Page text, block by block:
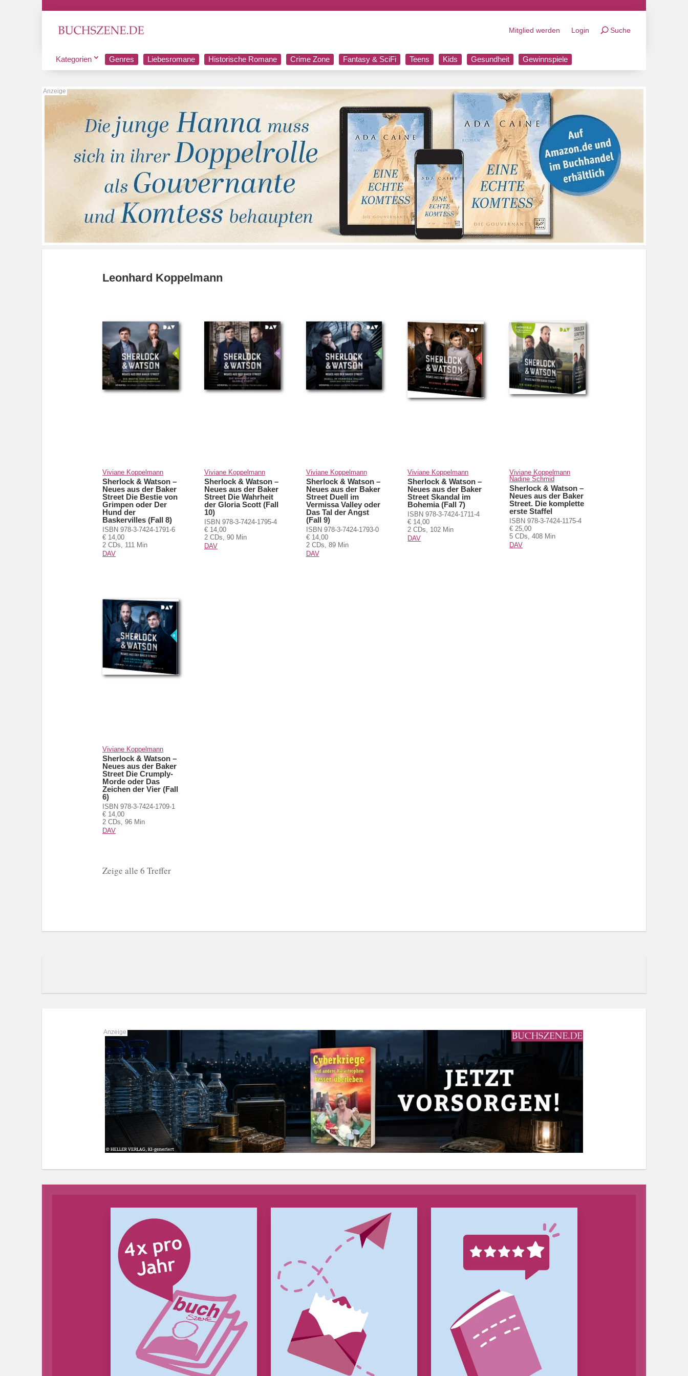
Mitglied werden Login Suche
Kategorien Genres Liebesromane Historische Romane Crime Zone Fantasy & SciFi Teens Kids Gesundheit Gewinnspiele
Leonhard Koppelmann
Viviane Koppelmann
Sherlock & Watson –
Neues aus der Baker
Street Die Bestie von
Grimpen oder Der
Hund der
Baskervilles (Fall 8)
ISBN 978-3-7424-1791-6
€ 14,00
2 CDs, 111 Min
DAV
Viviane Koppelmann
Sherlock & Watson –
Neues aus der Baker
Street Die Wahrheit
der Gloria Scott (Fall
10)
ISBN 978-3-7424-1795-4
€ 14,00
2 CDs, 90 Min
DAV
Viviane Koppelmann
Sherlock & Watson –
Neues aus der Baker
Street Duell im
Vermissa Valley oder
Das Tal der Angst
(Fall 9)
ISBN 978-3-7424-1793-0
€ 14,00
2 CDs, 89 Min
DAV
Viviane Koppelmann
Sherlock & Watson –
Neues aus der Baker
Street Skandal im
Bohemia (Fall 7)
ISBN 978-3-7424-1711-4
€ 14,00
2 CDs, 102 Min
DAV
Viviane Koppelmann
Nadine Schmid
Sherlock & Watson –
Neues aus der Baker
Street. Die komplette
erste Staffel
ISBN 978-3-7424-1175-4
€ 25,00
5 CDs, 408 Min
DAV
Viviane Koppelmann
Sherlock & Watson –
Neues aus der Baker
Street Die Crumply-
Morde oder Das
Zeichen der Vier (Fall
6)
ISBN 978-3-7424-1709-1
€ 14,00
2 CDs, 96 Min
DAV
Zeige alle 6 Treffer